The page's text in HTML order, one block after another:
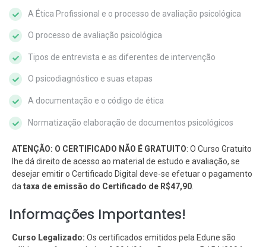
A Ética Profissional e o processo de avaliação psicológica
O processo de avaliação psicológica
Tipos de entrevista e as diferentes de intervenção
O psicodiagnóstico e suas etapas
A documentação e o código de ética
Normatização elaboração de documentos psicológicos
ATENÇÃO: O CERTIFICADO NÃO É GRATUITO: O Curso Gratuito
lhe dá direito de acesso ao material de estudo e avaliação, se
desejar emitir o Certificado Digital deve-se efetuar o pagamento
dataxa de emissão do Certificado de R$47,90.
Informações Importantes!
Curso Legalizado: Os certificados emitidos pela Edune são